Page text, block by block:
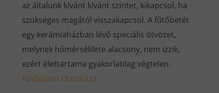
az általunk kívánt kívánt szintet, kikapcsol, ha
szükséges magától visszakapcsol. A fűtőbetét
egy kerámiaházban lévő speciális ötvözet,
melynek hőmérséklete alacsony, nem izzik,
ezért élettartama gyakorlatilag végtelen.
Fűtőpanel Orosháza